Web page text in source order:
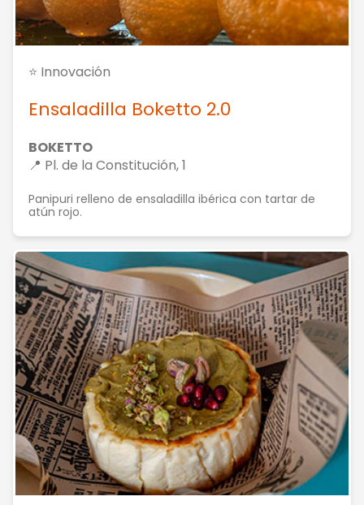
⭐ Innovación
Ensaladilla Boketto 2.0
BOKETTO
📍 Pl. de la Constitución, 1
Panipuri relleno de ensaladilla ibérica con tartar de
atún rojo.